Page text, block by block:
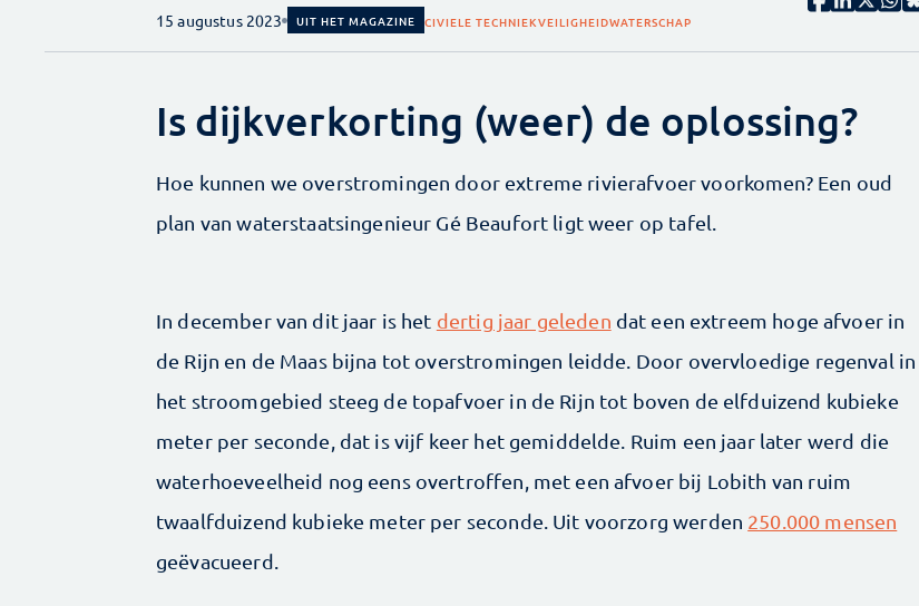
15 augustus 2023 UIT HET MAGAZINE CIVIELE TECHNIEKVEILIGHEIDWATERSCHAP
Is dijkverkorting (weer) de oplossing?
Hoe kunnen we overstromingen door extreme rivierafvoer voorkomen? Een oud
plan van waterstaatsingenieur Gé Beaufort ligt weer op tafel.
In december van dit jaar is het dertig jaar geleden dat een extreem hoge afvoer in
de Rijn en de Maas bijna tot overstromingen leidde. Door overvloedige regenval in
het stroomgebied steeg de topafvoer in de Rijn tot boven de elfduizend kubieke
meter per seconde, dat is vijf keer het gemiddelde. Ruim een jaar later werd die
waterhoeveelheid nog eens overtroffen, met een afvoer bij Lobith van ruim
twaalfduizend kubieke meter per seconde. Uit voorzorg werden 250.000 mensen
geëvacueerd.